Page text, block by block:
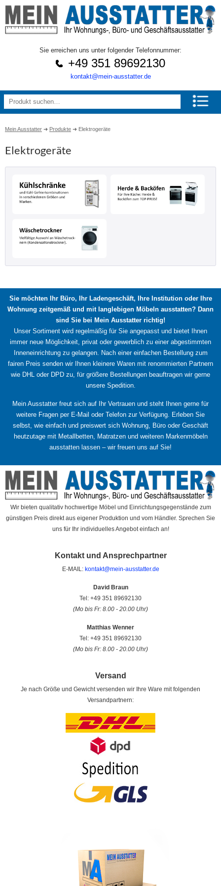
Sie erreichen uns unter folgender Telefonnummer:
+49 351 89692130
kontakt@mein-ausstatter.de
Mein Ausstatter ➜ Produkte ➜ Elektrogeräte
Elektrogeräte
Sie möchten Ihr Büro, Ihr Ladengeschäft, Ihre Institution oder Ihre
Wohnung zeitgemäß und mit langlebigen Möbeln ausstatten? Dann
sind Sie bei Mein Ausstatter richtig!
Unser Sortiment wird regelmäßig für Sie angepasst und bietet Ihnen
immer neue Möglichkeit, privat oder gewerblich zu einer abgestimmten
Inneneinrichtung zu gelangen. Nach einer einfachen Bestellung zum
fairen Preis senden wir Ihnen kleinere Waren mit renommierten Partnern
wie DHL oder DPD zu, für größere Bestellungen beauftragen wir gerne
unsere Spedition.
Mein Ausstatter freut sich auf Ihr Vertrauen und steht Ihnen gerne für
weitere Fragen per E-Mail oder Telefon zur Verfügung. Erleben Sie
selbst, wie einfach und preiswert sich Wohnung, Büro oder Geschäft
heutzutage mit Metallbetten, Matratzen und weiteren Markenmöbeln
ausstatten lassen – wir freuen uns auf Sie!
Wir bieten qualitativ hochwertige Möbel und Einrichtungsgegenstände zum
günstigen Preis direkt aus eigener Produktion und vom Händler. Sprechen Sie
uns für Ihr individuelles Angebot einfach an!
Kontakt und Ansprechpartner
E-MAIL: kontakt@mein-ausstatter.de
David Braun
Tel: +49 351 89692130
(Mo bis Fr: 8.00 - 20.00 Uhr)
Matthias Wenner
Tel: +49 351 89692130
(Mo bis Fr: 8.00 - 20.00 Uhr)
Versand
Je nach Größe und Gewicht versenden wir Ihre Ware mit folgenden
Versandpartnern: